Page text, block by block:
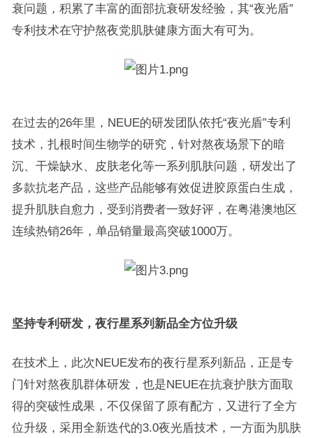
衰问题，积累了丰富的面部抗衰研发经验，其“夜光盾”
专利技术在守护熬夜党肌肤健康方面大有可为。
在过去的26年里，NEUE的研发团队依托“夜光盾”专利
技术，扎根时间生物学的研究，针对熬夜场景下的暗
沉、干燥缺水、皮肤老化等一系列肌肤问题，研发出了
多款抗老产品，这些产品能够有效促进胶原蛋白生成，
提升肌肤自愈力，受到消费者一致好评，在粤港澳地区
连续热销26年，单品销量最高突破1000万。
坚持专利研发，夜行星系列新品全方位升级
在技术上，此次NEUE发布的夜行星系列新品，正是专
门针对熬夜肌群体研发，也是NEUE在抗衰护肤方面取
得的突破性成果，不仅保留了原有配方，又进行了全方
位升级，采用全新迭代的3.0夜光盾技术，一方面为肌肤